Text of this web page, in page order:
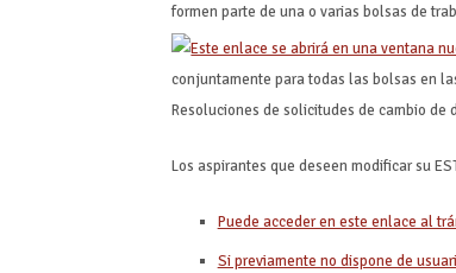
formen parte de una o varias bolsas de
conjuntamente para todas las bolsas en
Resoluciones de solicitudes de cambio
Los aspirantes que deseen modificar su
Puede acceder en este enlace al
Si previamente no dispone de